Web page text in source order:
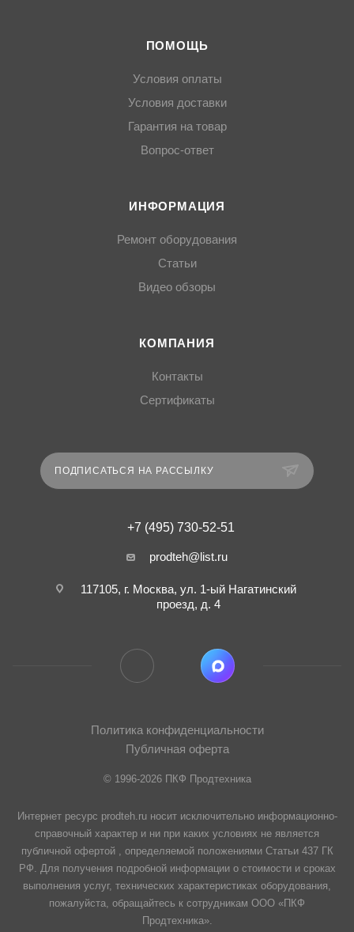
ПОМОЩЬ
Условия оплаты
Условия доставки
Гарантия на товар
Вопрос-ответ
ИНФОРМАЦИЯ
Ремонт оборудования
Статьи
Видео обзоры
КОМПАНИЯ
Контакты
Сертификаты
ПОДПИСАТЬСЯ НА РАССЫЛКУ
+7 (495) 730-52-51
prodteh@list.ru
117105, г. Москва, ул. 1-ый Нагатинский
проезд, д. 4
Политика конфиденциальности
Публичная оферта
© 1996-2026 ПКФ Продтехника
Интернет ресурс prodteh.ru носит исключительно информационно-
справочный характер и ни при каких условиях не является
публичной офертой , определяемой положениями Статьи 437 ГК
РФ. Для получения подробной информации о стоимости и сроках
выполнения услуг, технических характеристиках оборудования,
пожалуйста, обращайтесь к сотрудникам ООО «ПКФ
Продтехника».